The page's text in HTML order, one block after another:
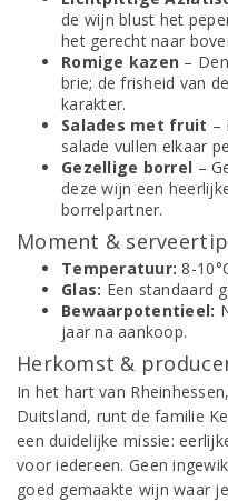
de wijn blust het
het gerecht naar
Romige kazen –
brie; de frisheid van
karakter.
Salades met fruit –
salade vullen elkaar
Gezellige borrel –
deze wijn een
borrelpartner.
Moment &
Temperatuur: 8-
Glas: Een standaard
Bewaarpotentieel:
jaar na aankoop.
Herkomst &
In het hart van
Duitsland, runt de familie
een duidelijke missie:
voor iedereen. Geen
goed gemaakte wijn waar